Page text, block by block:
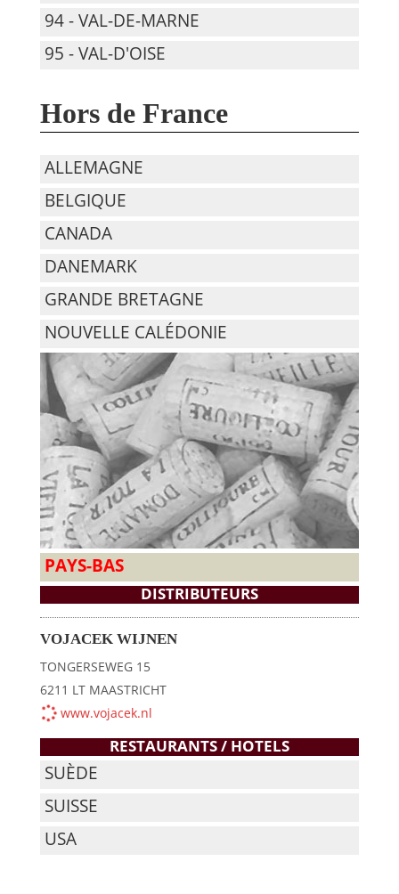
94 - VAL-DE-MARNE
95 - VAL-D'OISE
Hors de France
ALLEMAGNE
BELGIQUE
CANADA
DANEMARK
GRANDE BRETAGNE
NOUVELLE CALÉDONIE
PAYS-BAS
DISTRIBUTEURS
VOJACEK WIJNEN
TONGERSEWEG 15
6211 LT MAASTRICHT
www.vojacek.nl
RESTAURANTS / HOTELS
SUÈDE
SUISSE
USA